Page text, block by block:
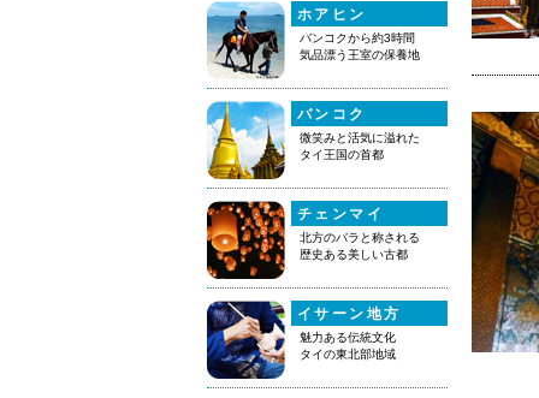
ホアヒン
バンコクから約3時間
気品漂う王室の保養地
バンコク
微笑みと活気に溢れた
タイ王国の首都
チェンマイ
北方のバラと称される
歴史ある美しい古都
イサーン地方
魅力ある伝統文化
タイの東北部地域